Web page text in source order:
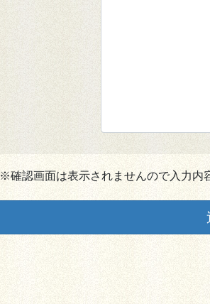
※確認画面は表示されませんので入力内